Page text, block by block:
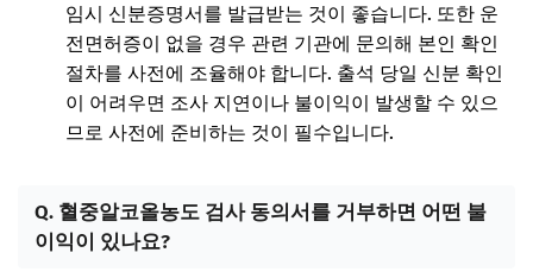
임시 신분증명서를 발급받는 것이 좋습니다. 또한 운
전면허증이 없을 경우 관련 기관에 문의해 본인 확인
절차를 사전에 조율해야 합니다. 출석 당일 신분 확인
이 어려우면 조사 지연이나 불이익이 발생할 수 있으
므로 사전에 준비하는 것이 필수입니다.
Q. 혈중알코올농도 검사 동의서를 거부하면 어떤 불
이익이 있나요?